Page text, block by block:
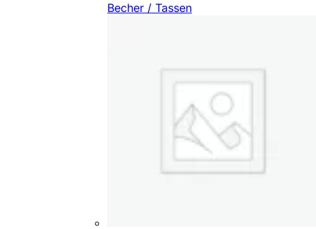
Becher / Tassen